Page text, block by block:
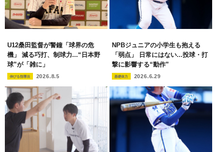
U12桑田監督が警鐘「球界の危
機」 減る巧打、制球力...“日本野
球”が「雑に」
伸びる指導法 2026.8.5
NPBジュニアの小学生も抱える
「弱点」 日常にはない...投球・打
撃に影響する“動作”
基礎体力 2026.6.29